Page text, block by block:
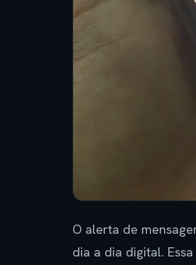
O alerta de
dia a dia digital.